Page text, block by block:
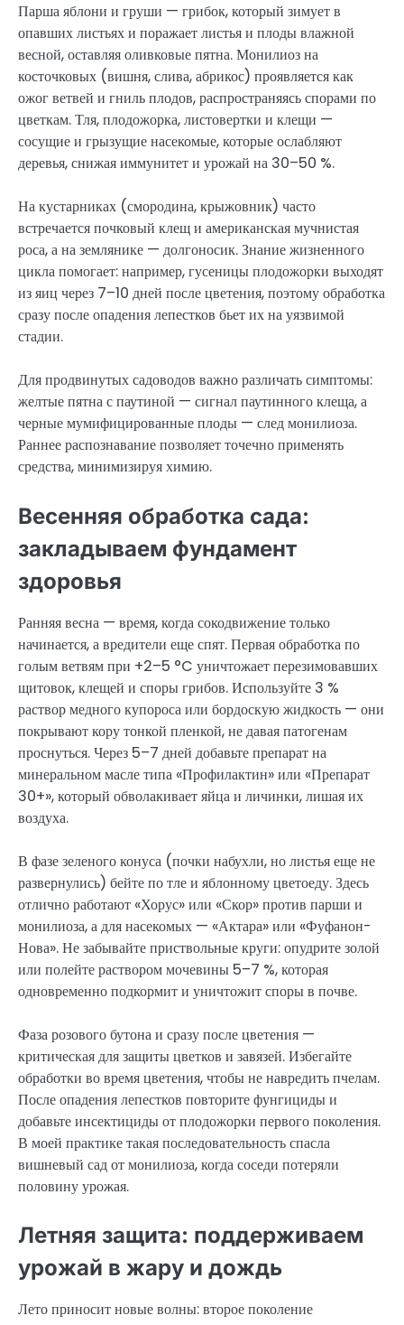
Парша яблони и груши — грибок, который зимует в
опавших листьях и поражает листья и плоды влажной
весной, оставляя оливковые пятна. Монилиоз на
косточковых (вишня, слива, абрикос) проявляется как
ожог ветвей и гниль плодов, распространяясь спорами по
цветкам. Тля, плодожорка, листовертки и клещи —
сосущие и грызущие насекомые, которые ослабляют
деревья, снижая иммунитет и урожай на 30–50 %.
На кустарниках (смородина, крыжовник) часто
встречается почковый клещ и американская мучнистая
роса, а на землянике — долгоносик. Знание жизненного
цикла помогает: например, гусеницы плодожорки выходят
из яиц через 7–10 дней после цветения, поэтому обработка
сразу после опадения лепестков бьет их на уязвимой
стадии.
Для продвинутых садоводов важно различать симптомы:
желтые пятна с паутиной — сигнал паутинного клеща, а
черные мумифицированные плоды — след монилиоза.
Раннее распознавание позволяет точечно применять
средства, минимизируя химию.
Весенняя обработка сада:
закладываем фундамент
здоровья
Ранняя весна — время, когда сокодвижение только
начинается, а вредители еще спят. Первая обработка по
голым ветвям при +2–5 °C уничтожает перезимовавших
щитовок, клещей и споры грибов. Используйте 3 %
раствор медного купороса или бордоскую жидкость — они
покрывают кору тонкой пленкой, не давая патогенам
проснуться. Через 5–7 дней добавьте препарат на
минеральном масле типа «Профилактин» или «Препарат
30+», который обволакивает яйца и личинки, лишая их
воздуха.
В фазе зеленого конуса (почки набухли, но листья еще не
развернулись) бейте по тле и яблонному цветоеду. Здесь
отлично работают «Хорус» или «Скор» против парши и
монилиоза, а для насекомых — «Актара» или «Фуфанон-
Нова». Не забывайте приствольные круги: опудрите золой
или полейте раствором мочевины 5–7 %, которая
одновременно подкормит и уничтожит споры в почве.
Фаза розового бутона и сразу после цветения —
критическая для защиты цветков и завязей. Избегайте
обработки во время цветения, чтобы не навредить пчелам.
После опадения лепестков повторите фунгициды и
добавьте инсектициды от плодожорки первого поколения.
В моей практике такая последовательность спасла
вишневый сад от монилиоза, когда соседи потеряли
половину урожая.
Летняя защита: поддерживаем
урожай в жару и дождь
Лето приносит новые волны: второе поколение